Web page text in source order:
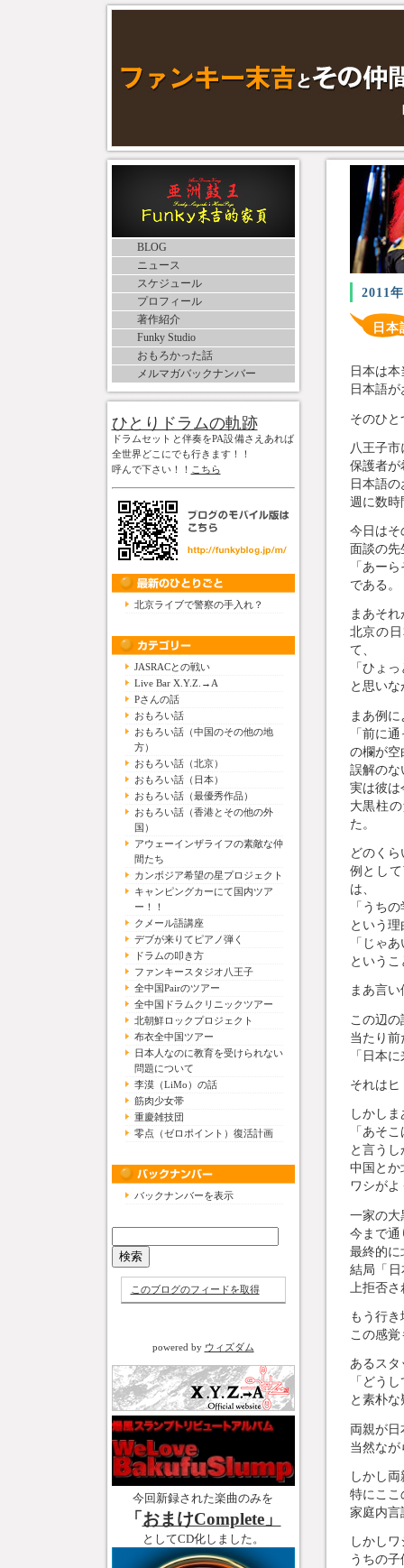
BLOG
ニュース
スケジュール
プロフィール
著作紹介
Funky Studio
おもろかった話
メルマガバックナンバー
ひとりドラムの軌跡
ドラムセットと伴奏をPA設備さえあれば
全世界どこにでも行きます！！
呼んで下さい！！ こちら
北京ライブで警察の手入れ？
JASRACとの戦い
Live Bar X.Y.Z.→A
Pさんの話
おもろい話
おもろい話（中国のその他の地
方）
おもろい話（北京）
おもろい話（日本）
おもろい話（最優秀作品）
おもろい話（香港とその他の外
国）
アウェーインザライフの素敵な仲
間たち
カンボジア希望の星プロジェクト
キャンピングカーにて国内ツア
ー！！
クメール語講座
デブが来りてピアノ弾く
ドラムの叩き方
ファンキースタジオ八王子
全中国Pairのツアー
全中国ドラムクリニックツアー
北朝鮮ロックプロジェクト
布衣全中国ツアー
日本人なのに教育を受けられない
問題について
李漠（LiMo）の話
筋肉少女帯
重慶雑技団
零点（ゼロポイント）復活計画
バックナンバーを表示
このブログのフィードを取得
powered by ウィズダム
今回新録された楽曲のみを
「おまけComplete」
としてCD化しました。
2011
日
日本は
日本語
そのひ
八王子
保護者が
日本語
週に数時
今日はそ
面談の先
「あー
である。
まあそれ
北京の
て、
「ひょ
と思い
まあ例
「前に
の欄が空
誤解のな
実は彼は
大黒柱
た。
どのく
例とし
は、
「うち
という
「じゃ
という
まあ言
この辺
当たり
「日本
それは
しかし
「あそ
と言う
中国とか
ワシが
一家の大
今まで通
最終的に
結局「
上拒否
もう行
この感
あるスタ
「どう
と素朴
両親が
当然な
しかし
特にここ
家庭内言
しかし
うちの